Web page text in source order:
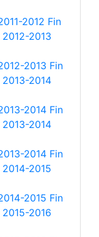
2012 Fin
2013
2013 Fin
2014
2014 Fin
2014
2014 Fin
2015
2015 Fin
2016